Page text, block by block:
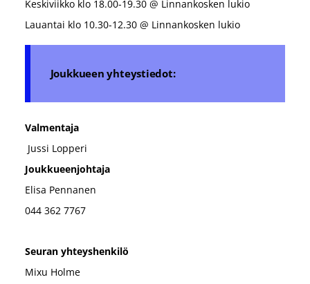
Keskiviikko klo 18.00-19.30 @ Linnankosken lukio
Lauantai klo 10.30-12.30 @ Linnankosken lukio
Joukkueen yhteystiedot:
Valmentaja
Jussi Lopperi
Joukkueenjohtaja
Elisa Pennanen
044 362 7767
Seuran yhteyshenkilö
Mixu Holme